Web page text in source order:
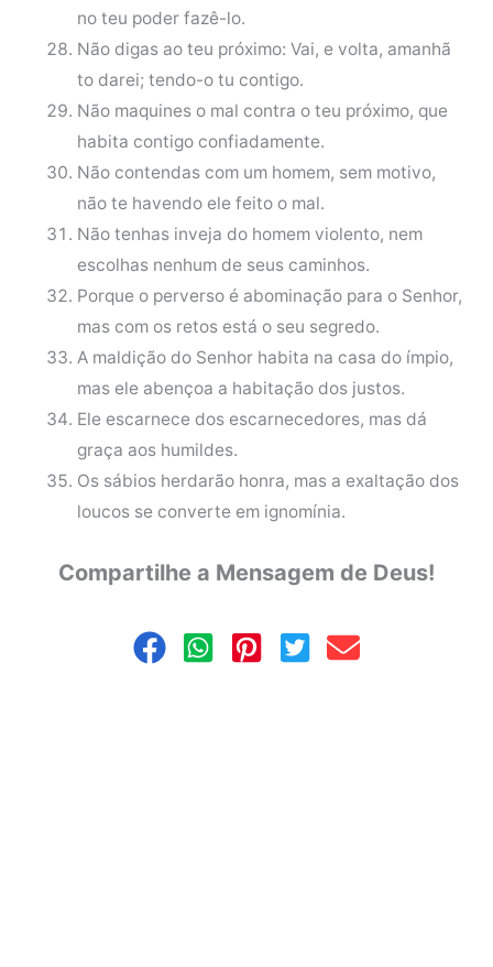
no teu poder fazê-lo.
Não digas ao teu próximo: Vai, e volta, amanhã
to darei; tendo-o tu contigo.
Não maquines o mal contra o teu próximo, que
habita contigo confiadamente.
Não contendas com um homem, sem motivo,
não te havendo ele feito o mal.
Não tenhas inveja do homem violento, nem
escolhas nenhum de seus caminhos.
Porque o perverso é abominação para o Senhor,
mas com os retos está o seu segredo.
A maldição do Senhor habita na casa do ímpio,
mas ele abençoa a habitação dos justos.
Ele escarnece dos escarnecedores, mas dá
graça aos humildes.
Os sábios herdarão honra, mas a exaltação dos
loucos se converte em ignomínia.
Compartilhe a Mensagem de Deus!